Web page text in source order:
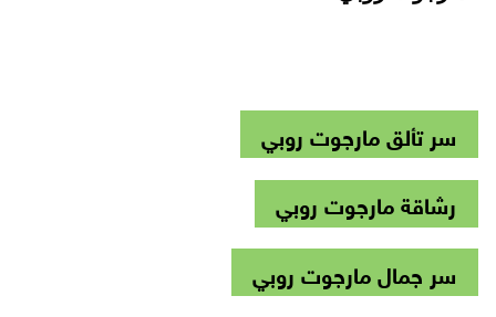
سر تألق مارجوت روبي
رشاقة مارجوت روبي
سر جمال مارجوت روبي